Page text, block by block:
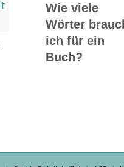
Wie viele
Wörter
ich für ein
Buch?